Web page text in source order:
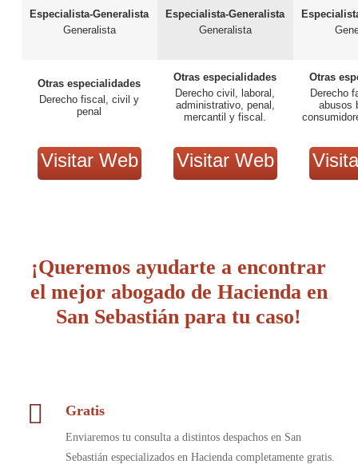
Especialista-Generalista
Generalista
Otras especialidades
Derecho fiscal, civil y
penal
Visitar Web
Especialista-Generalista
Generalista
Otras especialidades
Derecho civil, laboral,
administrativo, penal,
mercantil y fiscal.
Visitar Web
Otras
Derecho
abusos
¡Queremos ayudarte a encontrar
el mejor abogado de Hacienda en
San Sebastián para tu caso!
Gratis
Enviaremos tu consulta a distintos despachos en San
Sebastián especializados en Hacienda completamente gratis.